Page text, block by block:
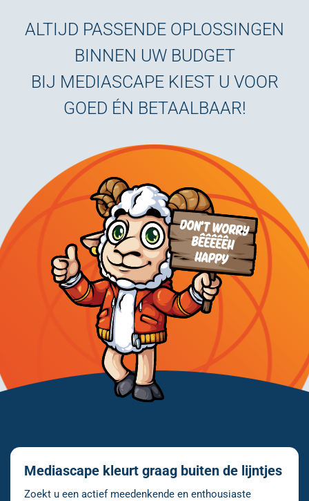
ALTIJD PASSENDE OPLOSSINGEN
BINNEN UW BUDGET
BIJ MEDIASCAPE KIEST U VOOR
GOED ÉN BETAALBAAR!
Mediascape kleurt graag buiten de lijntjes
Zoekt u een actief meedenkende en enthousiaste